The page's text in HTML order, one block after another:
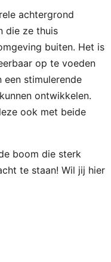
achtergrond
die ze thuis
buiten. Het is
op te voeden
stimulerende
ontwikkelen.
ook met beide
boom die sterk
te staan! Wil jij hier